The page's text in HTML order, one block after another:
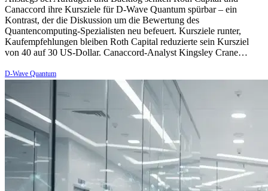
Canaccord ihre Kursziele für D-Wave Quantum spürbar – ein
Kontrast, der die Diskussion um die Bewertung des
Quantencomputing-Spezialisten neu befeuert. Kursziele runter,
Kaufempfehlungen bleiben Roth Capital reduzierte sein Kursziel
von 40 auf 30 US-Dollar. Canaccord-Analyst Kingsley Crane…
D-Wave Quantum